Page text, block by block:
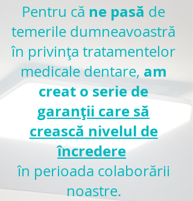
Pentru că ne pasă de
temerile dumneavoastră
în privința tratamentelor
medicale dentare, am
creat o serie de
garanții care să
crească nivelul de
încredere
în perioada colaborării
noastre.